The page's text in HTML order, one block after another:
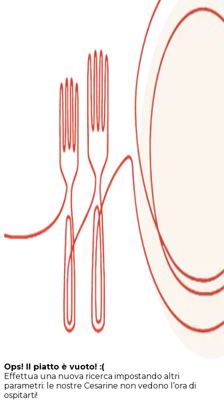
Ops! Il piatto è vuoto! :(
Effettua una nuova ricerca impostando altri
parametri: le nostre Cesarine non vedono l’ora di
ospitarti!